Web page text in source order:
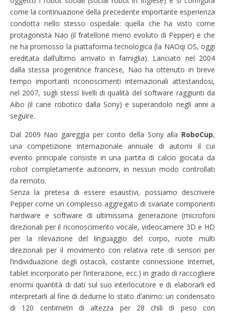
come la continuazione della precedente importante esperienza
condotta nello stesso ospedale: quella che ha visto come
protagonista Nao (il fratellone meno evoluto di Pepper) e che
ne ha promosso la piattaforma tecnologica (la NAOqi OS, oggi
ereditata dall’ultimo arrivato in famiglia). Lanciato nel 2004
dalla stessa progenitrice francese, Nao ha ottenuto in breve
tempo importanti riconoscimenti internazionali attestandosi,
nel 2007, sugli stessi livelli di qualità del software raggiunti da
Aibo (il cane robotico dalla Sony) e superandolo negli anni a
seguire.
Dal 2009 Nao gareggia per conto della Sony alla RoboCup,
una competizione internazionale annuale di automi il cui
evento principale consiste in una partita di calcio giocata da
robot completamente autonomi, in nessun modo controllati
da remoto.
Senza la pretesa di essere esaustivi, possiamo descrivere
Pepper come un complesso aggregato di svariate componenti
hardware e software di ultimissima generazione (microfoni
direzionali per il riconoscimento vocale, videocamere 3D e HD
per la rilevazione del linguaggio del corpo, ruote multi
direzionali per il movimento con relativa rete di sensori per
l’individuazione degli ostacoli, costante connessione Internet,
tablet incorporato per l’interazione, ecc.) in grado di raccogliere
enormi quantità di dati sul suo interlocutore e di elaborarli ed
interpretarli al fine di dedurne lo stato d’animo: un condensato
di 120 centimetri di altezza per 28 chili di peso con